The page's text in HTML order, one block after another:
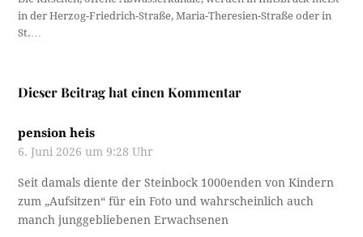
in der Herzog-Friedrich-Straße, Maria-Theresien-Straße oder in
St.…
Dieser Beitrag hat einen Kommentar
pension heis
6. Juni 2026 um 9:28 Uhr
Seit damals diente der Steinbock 1000enden von Kindern
zum „Aufsitzen“ für ein Foto und wahrscheinlich auch
manch junggebliebenen Erwachsenen